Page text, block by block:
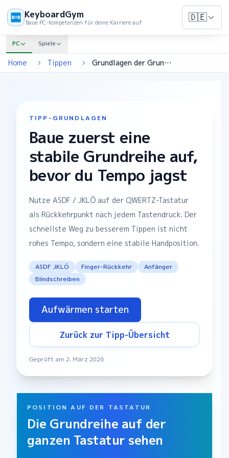
KeyboardGym
Baue PC-Kompetenzen für deine Karriere auf 🇩🇪
PC Spiele
Home Tippen Grundlagen der Grundreihe
TIPP-GRUNDLAGEN
Baue zuerst eine
stabile Grundreihe auf,
bevor du Tempo jagst
Nutze ASDF / JKLÖ auf der QWERTZ-Tastatur
als Rückkehrpunkt nach jedem Tastendruck. Der
schnellste Weg zu besserem Tippen ist nicht
rohes Tempo, sondern eine stabile Handposition.
ASDF JKLÖ Finger-Rückkehr
Anfänger
Blindschreiben
Aufwärmen starten
Zurück zur Tipp-Übersicht
Geprüft am 2. März 2026
POSITION AUF DER TASTATUR
Die Grundreihe auf der
ganzen Tastatur sehen